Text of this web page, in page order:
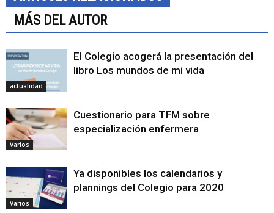
MÁS DEL AUTOR
actualidad
El Colegio acogerá la presentación del
libro Los mundos de mi vida
Varios
Cuestionario para TFM sobre
especialización enfermera
Varios
Ya disponibles los calendarios y
plannings del Colegio para 2020